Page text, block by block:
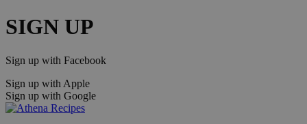
SIGN UP
Sign up with Facebook
Sign up with Apple
Sign up with Google